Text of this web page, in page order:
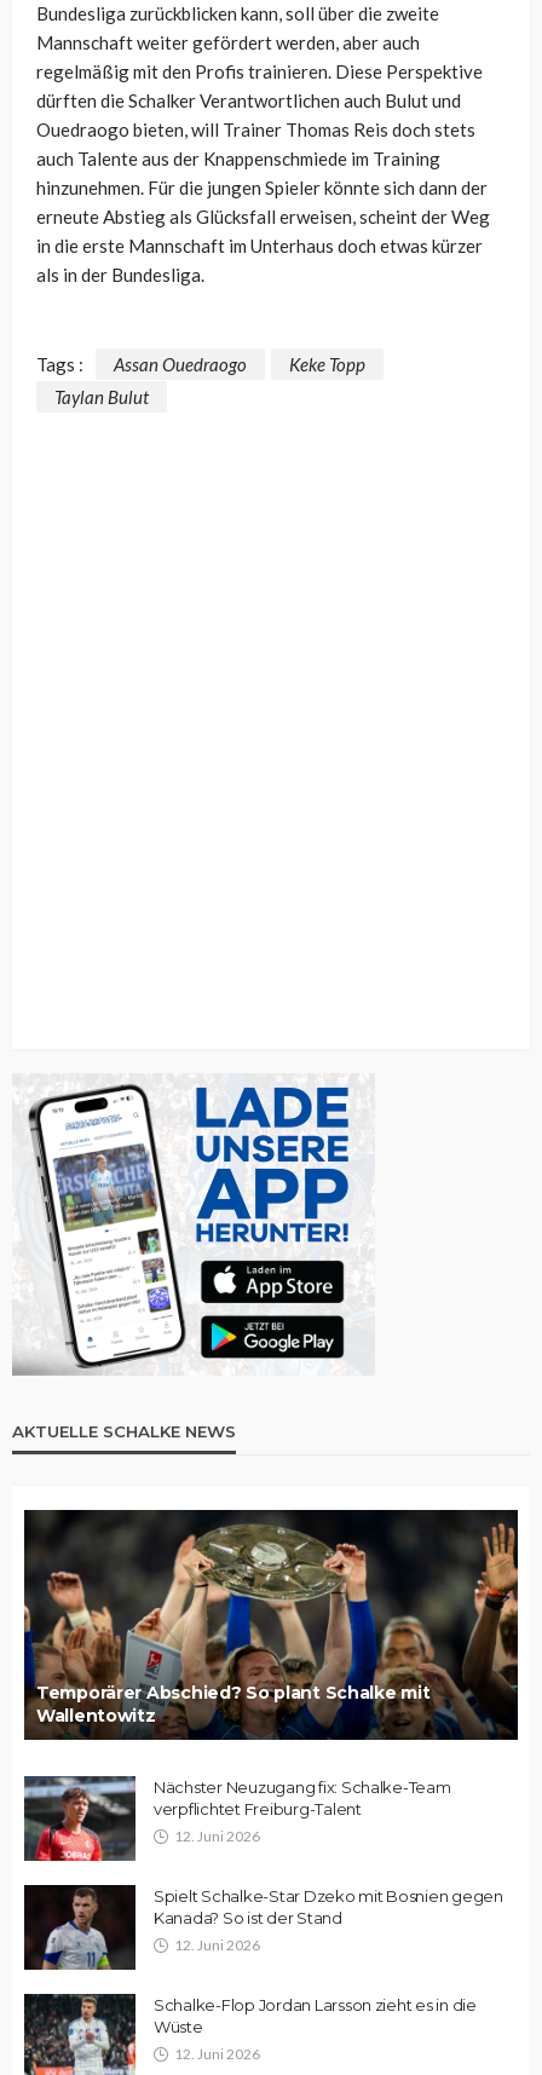
Bundesliga zurückblicken kann, soll über die zweite
Mannschaft weiter gefördert werden, aber auch
regelmäßig mit den Profis trainieren. Diese Perspektive
dürften die Schalker Verantwortlichen auch Bulut und
Ouedraogo bieten, will Trainer Thomas Reis doch stets
auch Talenteaus der Knappenschmiede im Training
hinzunehmen. Für die jungen Spieler könnte sich dann der
erneute Abstieg als Glücksfall erweisen, scheint der Weg
in die erste Mannschaft im Unterhaus doch etwas kürzer
als in der Bundesliga.
Tags : Assan Ouedraogo
Keke Topp
Taylan Bulut
AKTUELLE SCHALKE NEWS
Temporärer Abschied? So plant Schalke mit
Wallentowitz
Nächster Neuzugang fix: Schalke-Team
verpflichtet Freiburg-Talent
12. Juni 2026
Spielt Schalke-Star Dzeko mit Bosnien gegen
Kanada? So ist der Stand
12. Juni 2026
Schalke-Flop Jordan Larsson zieht es in die
Wüste
12. Juni 2026